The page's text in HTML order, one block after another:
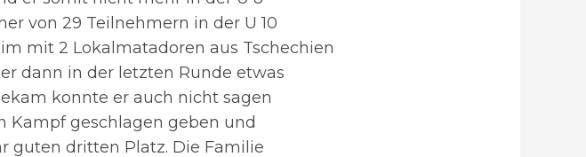
von 29 Teilnehmern in der U 10
mit 2 Lokalmatadoren aus Tschechien
dann in der letzten Runde etwas
konnte er auch nicht sagen
Kampf geschlagen geben und
guten dritten Platz. Die Familie